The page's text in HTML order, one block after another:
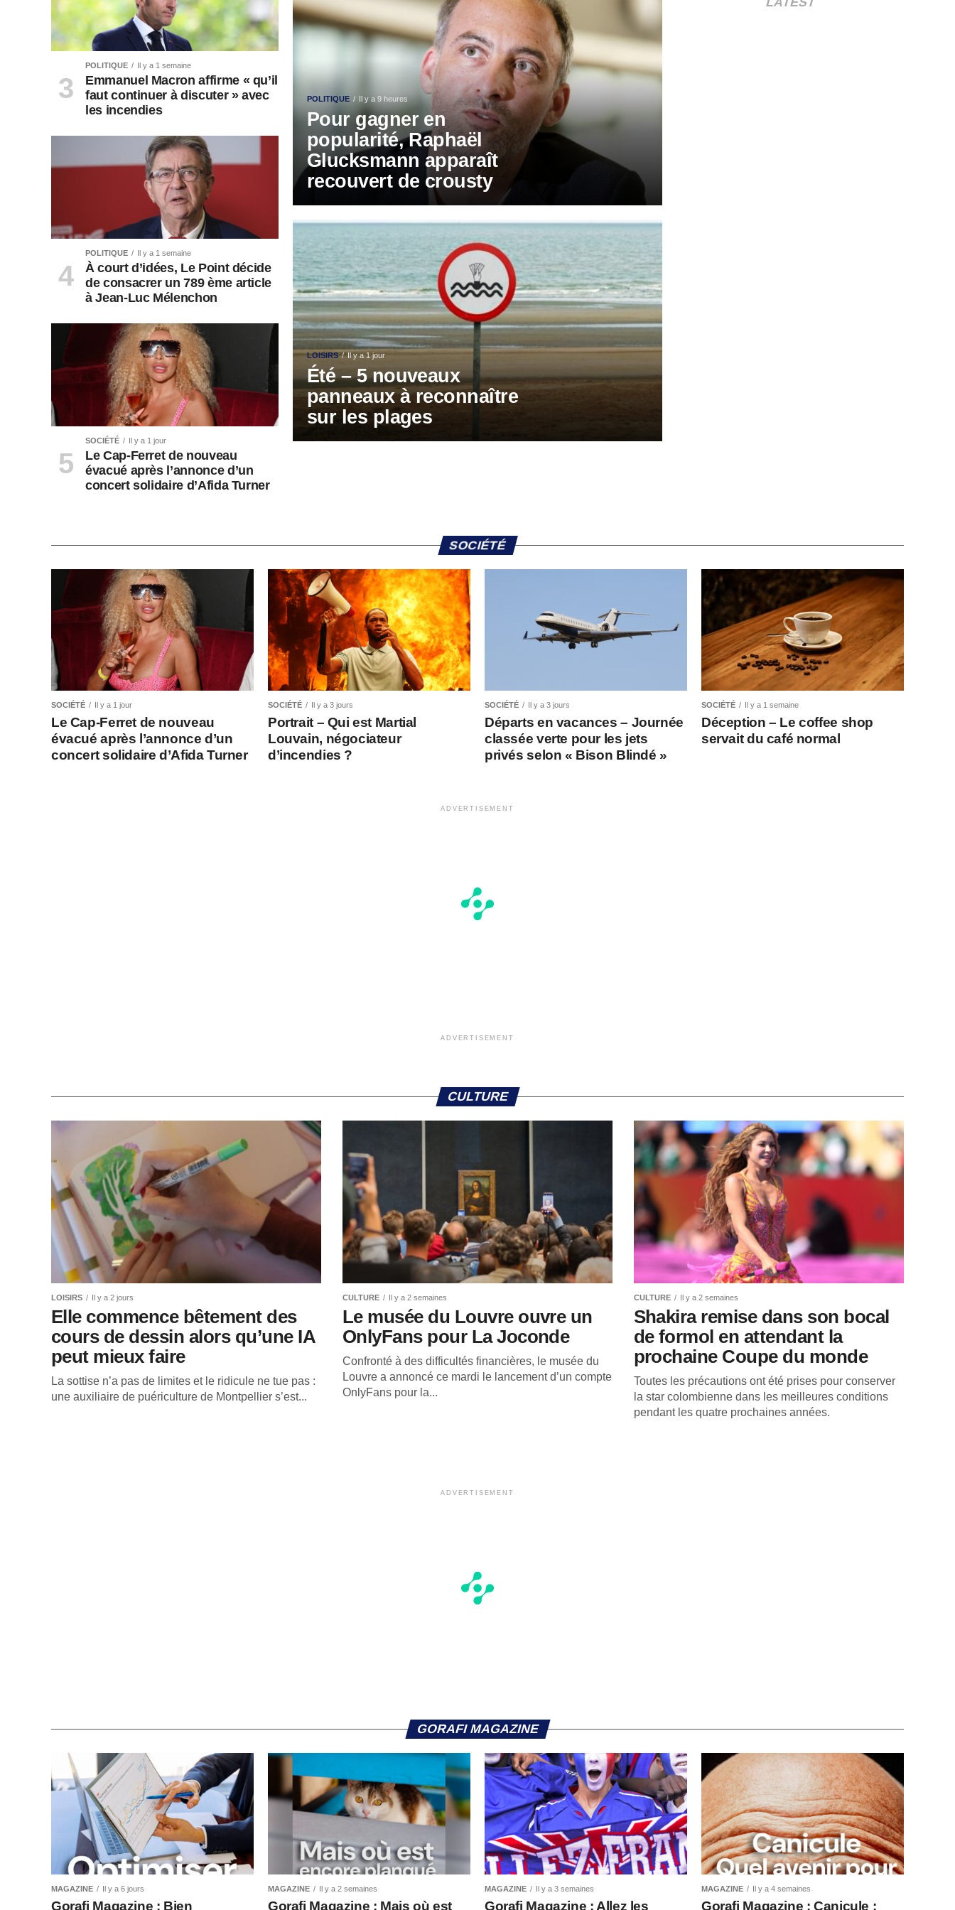
POLITIQUE Il y a 9 heures
Pour gagner en
popularité, Raphaël
Glucksmann apparaît
recouvert de crousty
LOISIRS Il y a 1 jour
Été – 5 nouveaux
panneaux à reconnaître
sur les plages
POLITIQUE Il y a 1 semaine
Emmanuel Macron affirme « qu’il
faut continuer à discuter » avec
les incendies
POLITIQUE Il y a 1 semaine
À court d’idées, Le Point décide
de consacrer un 789 ème article
à Jean-Luc Mélenchon
SOCIÉTÉ Il y a 1 jour
Le Cap-Ferret de nouveau
évacué après l’annonce d’un
concert solidaire d’Afida Turner
SOCIÉTÉ
SOCIÉTÉ Il y a 1 jour
Le Cap-Ferret de nouveau
évacué après l’annonce d’un
concert solidaire d’Afida Turner
SOCIÉTÉ Il y a 3 jours
Portrait – Qui est Martial
Louvain, négociateur
d’incendies ?
SOCIÉTÉ Il y a 3 jours
Départs en vacances – Journée
classée verte pour les jets
privés selon « Bison Blindé »
SOCIÉTÉ Il y a 1 semaine
Déception – Le coffee shop
servait du café normal
ADVERTISEMENT
ADVERTISEMENT
CULTURE
LOISIRS Il y a 2 jours
Elle commence bêtement des
cours de dessin alors qu’une IA
peut mieux faire
La sottise n’a pas de limites et le ridicule ne tue pas :
une auxiliaire de puériculture de Montpellier s’est...
CULTURE Il y a 2 semaines
Le musée du Louvre ouvre un
OnlyFans pour La Joconde
Confronté à des difficultés financières, le musée du
Louvre a annoncé ce mardi le lancement d’un compte
OnlyFans pour la...
CULTURE Il y a 2 semaines
Shakira remise dans son bocal
de formol en attendant la
prochaine Coupe du monde
Toutes les précautions ont été prises pour conserver
la star colombienne dans les meilleures conditions
pendant les quatre prochaines années.
ADVERTISEMENT
GORAFI MAGAZINE
MAGAZINE Il y a 6 jours
Gorafi Magazine : Bien
MAGAZINE Il y a 2 semaines
Gorafi Magazine : Mais où est
MAGAZINE Il y a 3 semaines
Gorafi Magazine : Allez les
MAGAZINE Il y a 4 semaines
Gorafi Magazine : Canicule :